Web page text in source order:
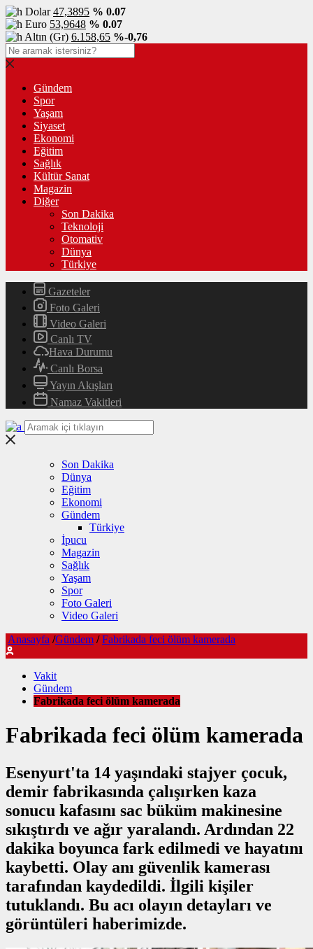
Dolar47,3895 % 0.07
Euro 53,9648 % 0.07
Altın (Gr) 6.158,65 %-0,76
Gündem
Spor
Yaşam
Siyaset
Ekonomi
Eğitim
Sağlık
Kültür Sanat
Magazin
Diğer
Son Dakika
Teknoloji
Otomativ
Dünya
Türkiye
Gazeteler
Foto Galeri
Video Galeri
Canlı TV
Hava Durumu
Canlı Borsa
Yayın Akışları
Namaz Vakitleri
Son Dakika
Dünya
Eğitim
Ekonomi
Gündem
Türkiye
İpucu
Magazin
Sağlık
Yaşam
Spor
Foto Galeri
Video Galeri
Anasayfa /Gündem / Fabrikada feci ölüm kamerada
Vakit
Gündem
Fabrikada feci ölüm kamerada
Fabrikada feci ölüm kamerada
Esenyurt'ta 14 yaşındaki stajyer çocuk,
demir fabrikasında çalışırken kaza
sonucu kafasını sac büküm makinesine
sıkıştırdı ve ağır yaralandı. Ardından 22
dakika boyunca fark edilmedi ve hayatını
kaybetti. Olay anı güvenlik kamerası
tarafından kaydedildi. İlgili kişiler
tutuklandı. Bu acı olayın detayları ve
görüntüleri haberimizde.